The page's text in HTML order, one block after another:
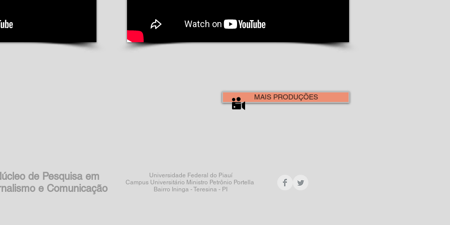
MAIS PRODUÇÕES
de Pesquisa em
e Comunicação
Universidade Federal do Piauí
Campus Universitário Ministro Petrônio Portella
Bairro Ininga - Teresina - PI